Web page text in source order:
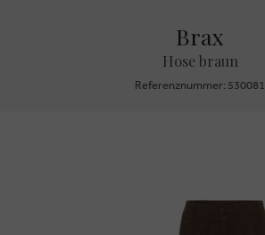
Brax
Hose braun
Referenznummer: 530081